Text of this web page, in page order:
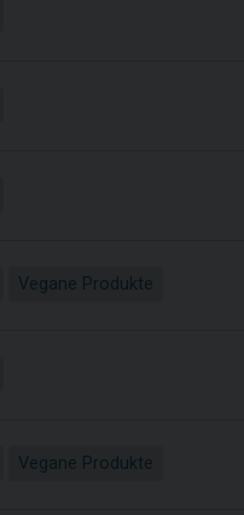
Vegane Produkte
Vegane Produkte